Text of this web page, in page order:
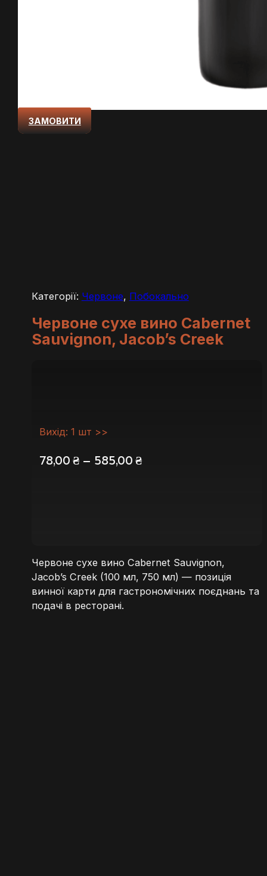
ЗАМОВИТИ
Категорії: Червоне, Побокально
Червоне сухе вино Cabernet
Sauvignon, Jacob’s Creek
Вихід: 1 шт >>
78,00₴ – 585,00₴Діапазон
Червоне сухе вино Cabernet Sauvignon,
Jacob’s Creek (100 мл, 750 мл) — позиція
винної карти для гастрономічних поєднань та
подачі в ресторані.